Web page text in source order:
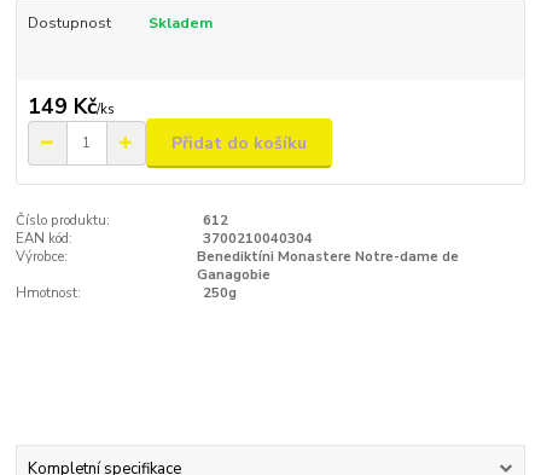
Dostupnost Skladem
149 Kč/ks
Přidat do košíku
Číslo produktu:
612
EAN kód:
3700210040304
Výrobce:
Benediktíni Monastere Notre-dame de
Ganagobie
Hmotnost:
250g
Kompletní specifikace